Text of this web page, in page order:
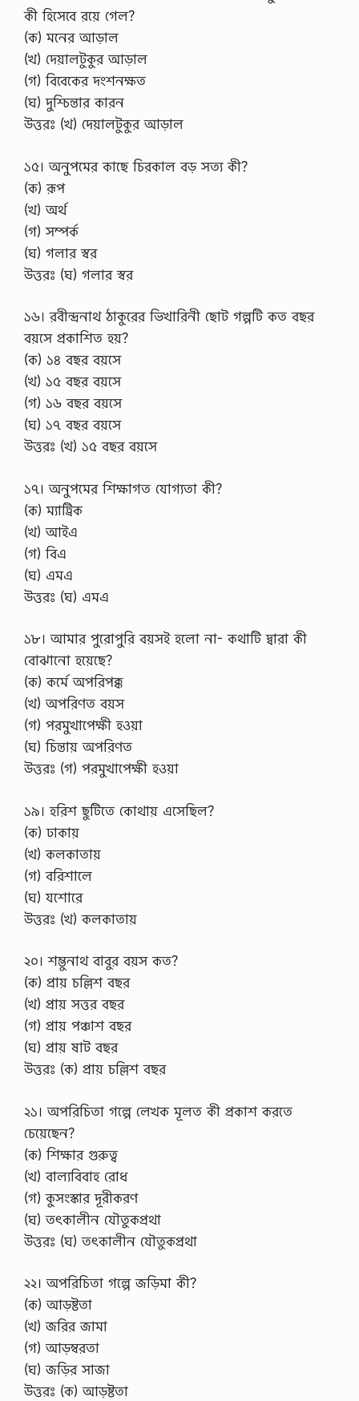
কী হিসেবে রয়ে গেল?
(ক) মনের আড়াল
(খ) দেয়ালটুকুর আড়াল
(গ) বিবেকের দংশনক্ষত
(ঘ) দুশ্চিন্তার কারন
উত্তরঃ (খ) দেয়ালটুকুর আড়াল
১৫। অনুপমের কাছে চিরকাল বড় সত্য কী?
(ক) রূপ
(খ) অর্থ
(গ) সম্পর্ক
(ঘ) গলার স্বর
উত্তরঃ (ঘ) গলার স্বর
১৬। রবীন্দ্রনাথ ঠাকুরের ভিখারিনী ছোট গল্পটি কত বছর
বয়সে প্রকাশিত হয়?
(ক) ১৪ বছর বয়সে
(খ) ১৫ বছর বয়সে
(গ) ১৬ বছর বয়সে
(ঘ) ১৭ বছর বয়সে
উত্তরঃ (খ) ১৫ বছর বয়সে
১৭। অনুপমের শিক্ষাগত যোগ্যতা কী?
(ক) ম্যাট্রিক
(খ) আইএ
(গ) বিএ
(ঘ) এমএ
উত্তরঃ (ঘ) এমএ
১৮। আমার পুরোপুরি বয়সই হলো না- কথাটি দ্বারা কী
বোঝানো হয়েছে?
(ক) কর্মে অপরিপক্ক
(খ) অপরিণত বয়স
(গ) পরমুখাপেক্ষী হওয়া
(ঘ) চিন্তায় অপরিণত
উত্তরঃ (গ) পরমুখাপেক্ষী হওয়া
১৯। হরিশ ছুটিতে কোথায় এসেছিল?
(ক) ঢাকায়
(খ) কলকাতায়
(গ) বরিশালে
(ঘ) যশোরে
উত্তরঃ (খ) কলকাতায়
২০। শম্ভুনাথ বাবুর বয়স কত?
(ক) প্রায় চল্লিশ বছর
(খ) প্রায় সত্তর বছর
(গ) প্রায় পঞ্চাশ বছর
(ঘ) প্রায় ষাট বছর
উত্তরঃ (ক) প্রায় চল্লিশ বছর
২১। অপরিচিতা গল্পে লেখক মূলত কী প্রকাশ করতে
চেয়েছেন?
(ক) শিক্ষার গুরুত্ব
(খ) বাল্যবিবাহ রোধ
(গ) কুসংস্কার দূরীকরণ
(ঘ) তৎকালীন যৌতুকপ্রথা
উত্তরঃ (ঘ) তৎকালীন যৌতুকপ্রথা
২২। অপরিচিতা গল্পে জড়িমা কী?
(ক) আড়ষ্টতা
(খ) জরির জামা
(গ) আড়ম্বরতা
(ঘ) জড়ির সাজা
উত্তরঃ (ক) আড়ষ্টতা